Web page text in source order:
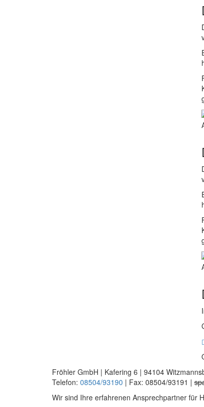
Fröhler GmbH | Kafering 6 | 94104
Telefon: 08504/93190 | Fax: 08504/93191 |
Wir sind Ihre erfahrenen Ansprechpartner für